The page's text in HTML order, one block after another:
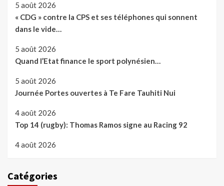
5 août 2026
« CDG » contre la CPS et ses téléphones qui sonnent
dans le vide…
5 août 2026
Quand l’Etat finance le sport polynésien…
5 août 2026
Journée Portes ouvertes à Te Fare Tauhiti Nui
4 août 2026
Top 14 (rugby): Thomas Ramos signe au Racing 92
4 août 2026
Catégories